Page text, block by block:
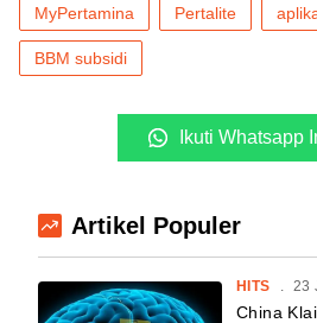
MyPertamina Pertalite
BBM subsidi
Ikuti Whatsapp
Artikel Populer
HITS . 23
China